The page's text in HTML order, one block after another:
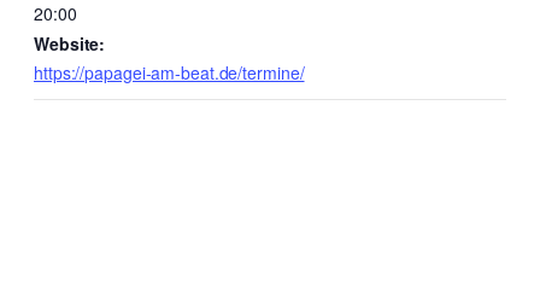
20:00
Website:
https://papagei-am-beat.de/termine/